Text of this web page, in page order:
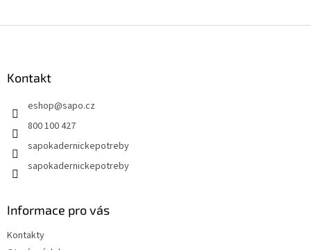
Kontakt
eshop@sapo.cz
800 100 427
sapokadernickepotreby
sapokadernickepotreby
Informace pro vás
Kontakty